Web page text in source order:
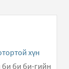
хүн
би би би-гийн